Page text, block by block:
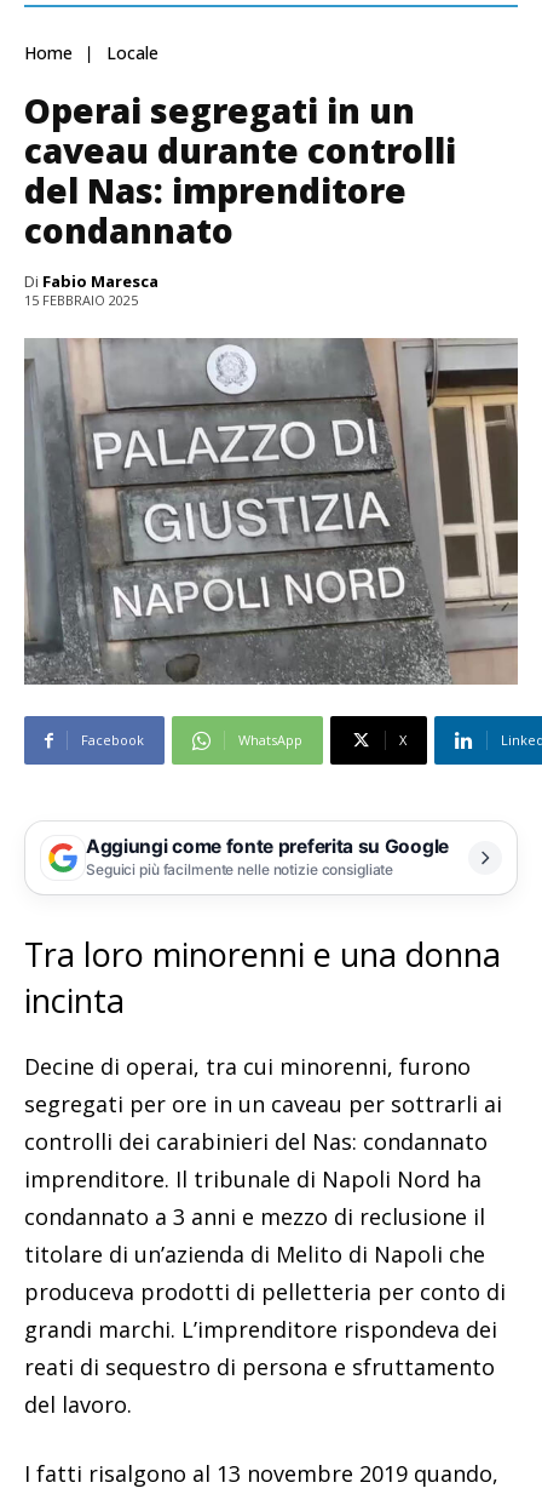
Home Locale
Operai segregati in un
caveau durante controlli
del Nas: imprenditore
condannato
Di Fabio Maresca
15 FEBBRAIO 2025
Facebook WhatsApp X
Aggiungi come fonte preferita su Google
Seguici più facilmente nelle notizie consigliate
Tra loro minorenni e una donna
incinta
Decine di operai, tra cui minorenni, furono
segregati per ore in un caveau per sottrarli ai
controlli dei carabinieri del Nas: condannato
imprenditore. Il tribunale di Napoli Nord ha
condannato a 3 anni e mezzo di reclusione il
titolare di un’azienda di Melito di Napoli che
produceva prodotti di pelletteria per conto di
grandi marchi. L’imprenditore rispondeva dei
reati di sequestro di persona e sfruttamento
del lavoro.
I fatti risalgono al 13 novembre 2019 quando,